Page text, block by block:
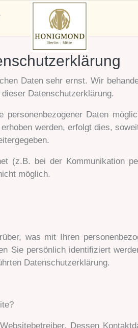
Daten sehr ernst. Wir
Datenschutzerklärung.
Daten
werden, erfolgt dies,
(z.B. bei der Kommunikation
möglich.
was mit Ihren
Sie persönlich identifiziert
Datenschutzerklärung.
Dessen